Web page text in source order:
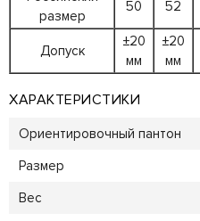
размер
50 52
Допуск
±20
мм
±20
мм
ХАРАКТЕРИСТИКИ
Ориентировочный пантон
Размер
Вес